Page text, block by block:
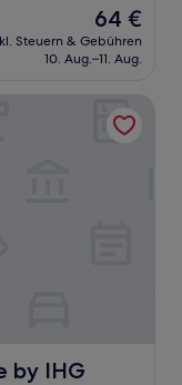
Der
Preis
beträgt
64 €
Steuern & Gebühren
10. Aug.–11. Aug.
by IHG